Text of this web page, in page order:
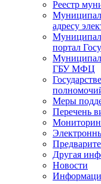
Реестр
адресу
портал
ГБУ МФЦ
Меры
Перечень
Другая
Новости